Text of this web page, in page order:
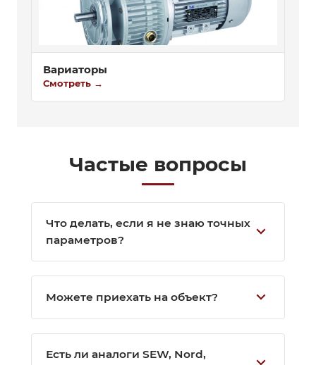
Вариаторы
Смотреть →
Частые вопросы
Что делать, если я не знаю точных
параметров?
expand_more
оборудования или пришлите фото
шильдика — инженер определит и
подберёт сам.
Можете приехать на объект? expand_more
настройки и запуска оборудования на
Есть ли аналоги SEW, Nord,